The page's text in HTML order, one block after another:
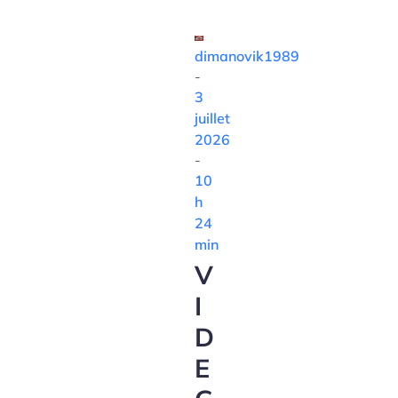
dimanovik1989
-
3
juillet
2026
-
10
h
24
min
V
I
D
E